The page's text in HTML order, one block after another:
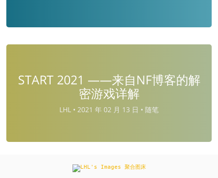
START 2021 ——来自NF博客的解
密游戏详解
LHL • 2021 年 02 月 13 日 • 随笔